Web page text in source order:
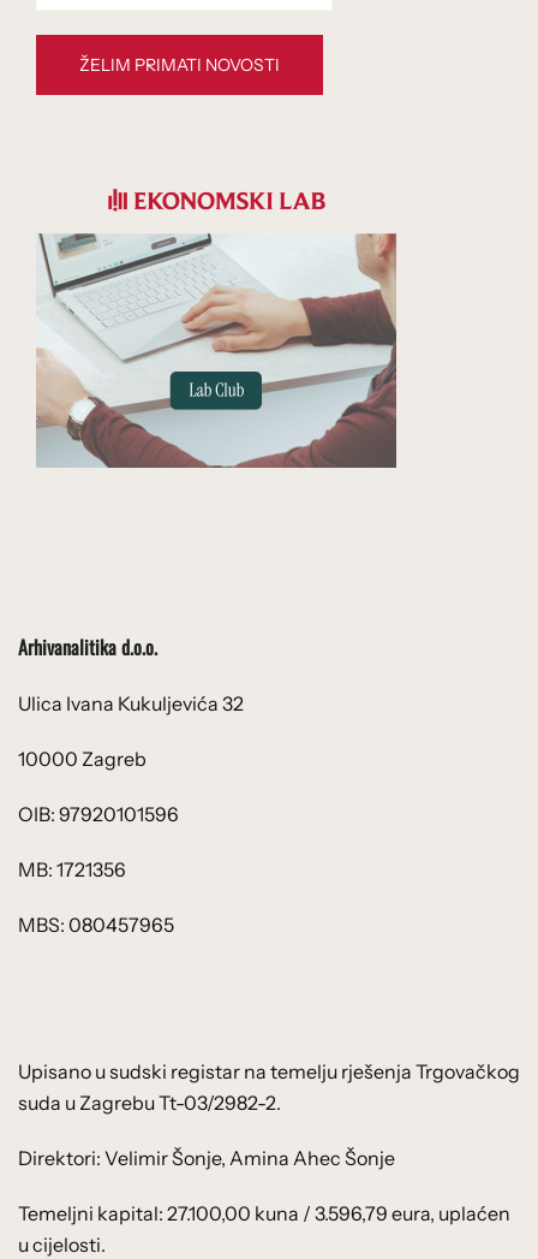
Arhivanalitika d.o.o.
Ulica Ivana Kukuljevića 32
10000 Zagreb
OIB: 97920101596
MB: 1721356
MBS: 080457965
Upisano u sudski registar na temelju rješenja Trgovačkog
suda u Zagrebu Tt-03/2982-2.
Direktori: Velimir Šonje, Amina Ahec Šonje
Temeljni kapital: 27.100,00 kuna / 3.596,79 eura, uplaćen
u cijelosti.